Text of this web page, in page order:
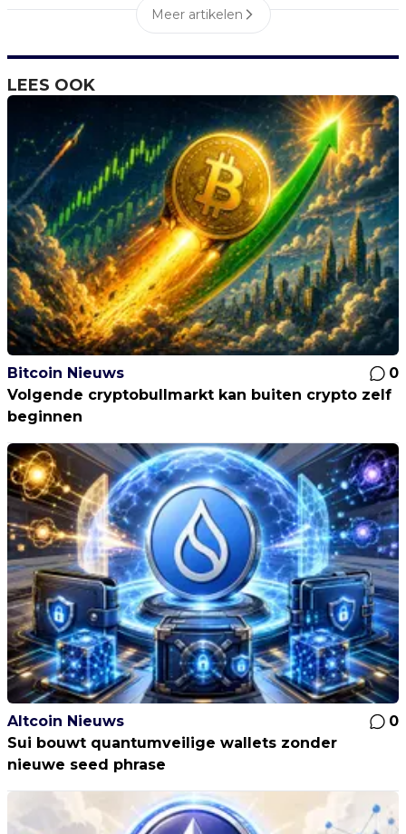
Meer artikelen
LEES OOK
Bitcoin Nieuws
0
Volgende cryptobullmarkt kan buiten crypto zelf
beginnen
Altcoin Nieuws
0
Sui bouwt quantumveilige wallets zonder
nieuwe seed phrase